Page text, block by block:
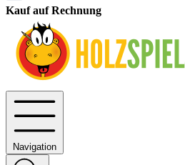
Kauf auf Rechnung
Navigation